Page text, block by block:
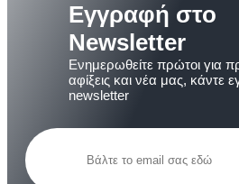
Εγγραφή στο
Newsletter
Ενημερωθείτε πρώτοι για
αφίξεις και νέα μας, κάντε
newsletter